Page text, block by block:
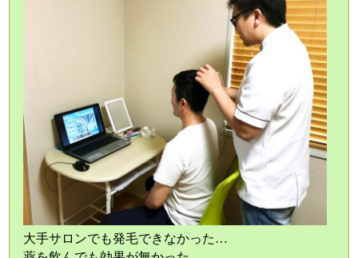
大手サロンでも発毛できなかった…